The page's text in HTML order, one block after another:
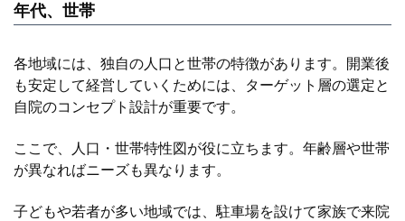
年代、世帯
各地域には、独自の人口と世帯の特徴があります。開業後
も安定して経営していくためには、ターゲット層の選定と
自院のコンセプト設計が重要です。
ここで、人口・世帯特性図が役に立ちます。年齢層や世帯
が異なればニーズも異なります。
子どもや若者が多い地域では、駐車場を設けて家族で来院